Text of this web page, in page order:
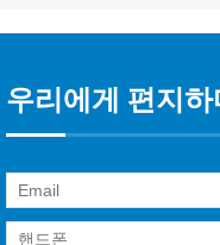
우리에게 편지하